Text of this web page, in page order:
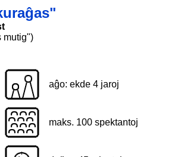
mutig")
aĝo: ekde 4 jaroj
maks. 100 spektantoj